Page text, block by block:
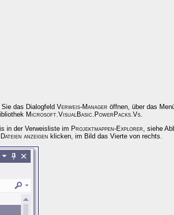
das Dialogfeld Verweis-Manager öffnen, über das
Microsoft.VisualBasic.PowerPacks.Vs
in der Verweisliste im Projektmappen-Explorer , siehe
anzeigen klicken, im Bild das Vierte von rechts.